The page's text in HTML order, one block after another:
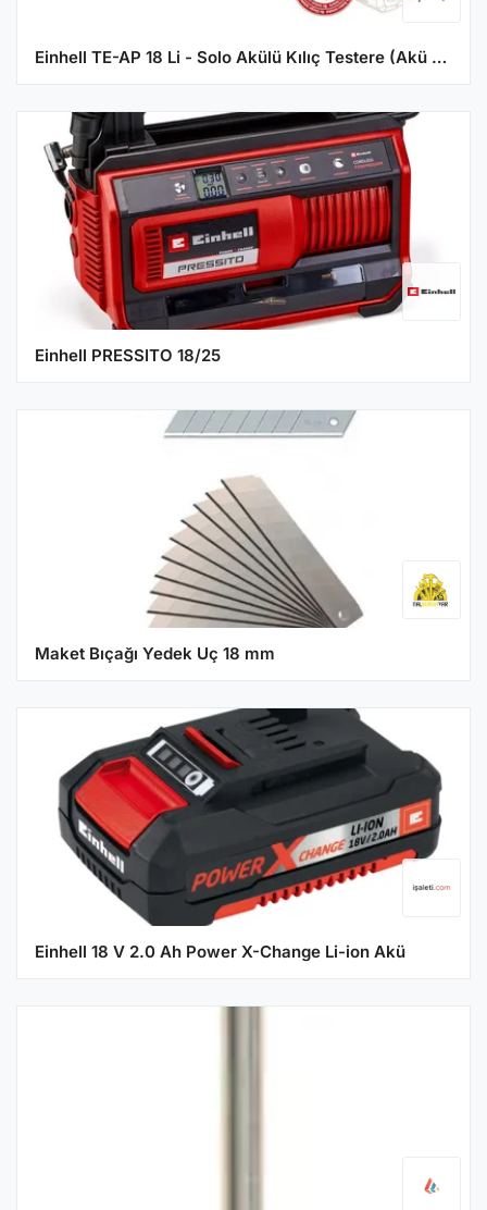
Einhell TE-AP 18 Li - Solo Akülü Kılıç Testere (Akü Dahil Değil)
Einhell PRESSITO 18/25
Maket Bıçağı Yedek Uç 18 mm
Einhell 18 V 2.0 Ah Power X-Change Li-ion Akü